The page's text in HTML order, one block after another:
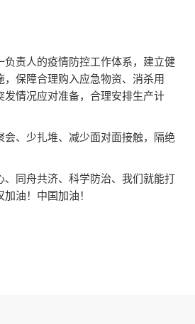
负责人的疫情防控工作体系，建立健
保障合理购入应急物资、消杀用
发情况应对准备，合理安排生产计
。
会、少扎堆、减少面对面接触，隔绝
、同舟共济、科学防治、我们就能打
油！中国加油！